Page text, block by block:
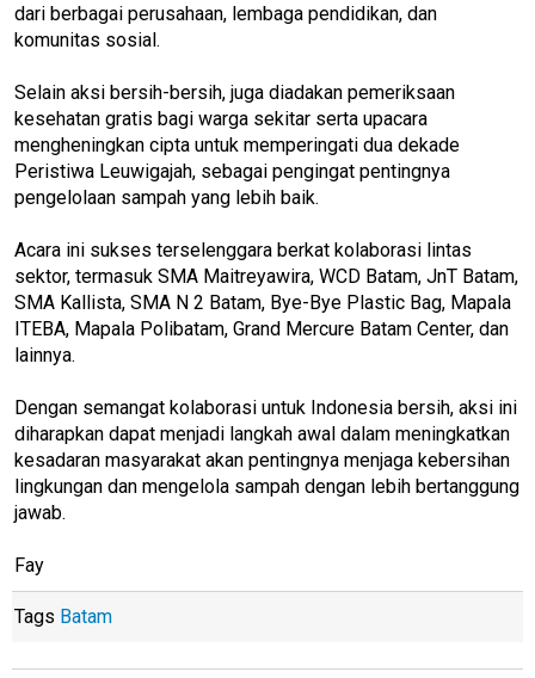
dari berbagai perusahaan, lembaga pendidikan, dan
komunitas sosial.
Selain aksi bersih-bersih, juga diadakan pemeriksaan
kesehatan gratis bagi warga sekitar serta upacara
mengheningkan cipta untuk memperingati dua dekade
Peristiwa Leuwigajah, sebagai pengingat pentingnya
pengelolaan sampah yang lebih baik.
Acara ini sukses terselenggara berkat kolaborasi lintas
sektor, termasuk SMA Maitreyawira, WCD Batam, JnT Batam,
SMA Kallista, SMA N 2 Batam, Bye-Bye Plastic Bag, Mapala
ITEBA, Mapala Polibatam, Grand Mercure Batam Center, dan
lainnya.
Dengan semangat kolaborasi untuk Indonesia bersih, aksi ini
diharapkan dapat menjadi langkah awal dalam meningkatkan
kesadaran masyarakat akan pentingnya menjaga kebersihan
lingkungan dan mengelola sampah dengan lebih bertanggung
jawab.
Fay
Tags Batam